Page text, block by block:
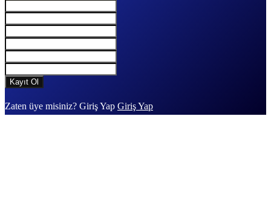
Zaten üye misiniz? Giriş Yap Giriş Yap